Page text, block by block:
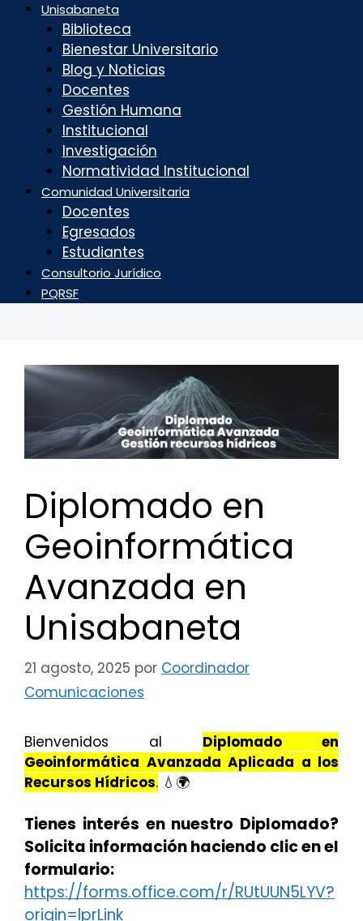
Unisabaneta
Biblioteca
Bienestar Universitario
Blog y Noticias
Docentes
Gestión Humana
Institucional
Investigación
Normatividad Institucional
Comunidad Universitaria
Docentes
Egresados
Estudiantes
Consultorio Jurídico
PQRSF
Diplomado en
Geoinformática
Avanzada en
Unisabaneta
21 agosto, 2025 por Coordinador
Comunicaciones
Bienvenidos al Diplomado en
Geoinformática Avanzada Aplicada a los
Recursos Hídricos. 💧🌍
Tienes interés en nuestro Diplomado?
Solicita información haciendo clic en el
formulario:
https://forms.office.com/r/RUtUUN5LYV?
origin=lprLink